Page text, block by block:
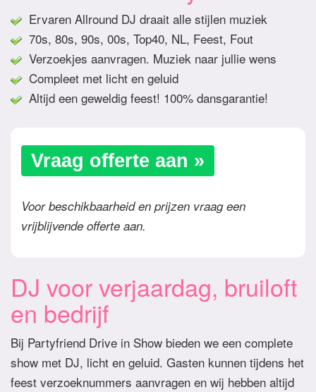
Ervaren Allround DJ draait alle stijlen muziek
70s, 80s, 90s, 00s, Top40, NL, Feest, Fout
Verzoekjes aanvragen. Muziek naar jullie wens
Compleet met licht en geluid
Altijd een geweldig feest! 100% dansgarantie!
Vraag offerte aan »
Voor beschikbaarheid en prijzen vraag een
vrijblijvende offerte aan.
DJ voor verjaardag, bruiloft
en bedrijf
Bij Partyfriend Drive in Show bieden we een complete
show met DJ, licht en geluid. Gasten kunnen tijdens het
feest verzoeknummers aanvragen en wij hebben altijd